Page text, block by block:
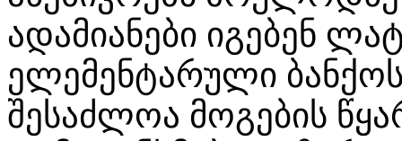
ადამიანები იგებენ
ელემენტარული
შესაძლოა მოგების